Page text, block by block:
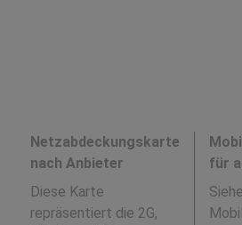
Netzabdeckungskarte
nach Anbieter
Diese Karte
repräsentiert die 2G,
für